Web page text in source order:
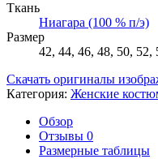
Ткань
Ниагара (100 % п/э)
Размер
42, 44, 46, 48, 50, 52,
Скачать оригиналы
Категория: Женские
Обзор
Отзывы 0
Размерные таблицы